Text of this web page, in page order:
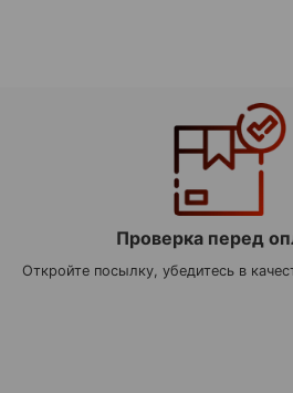
Проверка перед
Откройте посылку, убедитесь в